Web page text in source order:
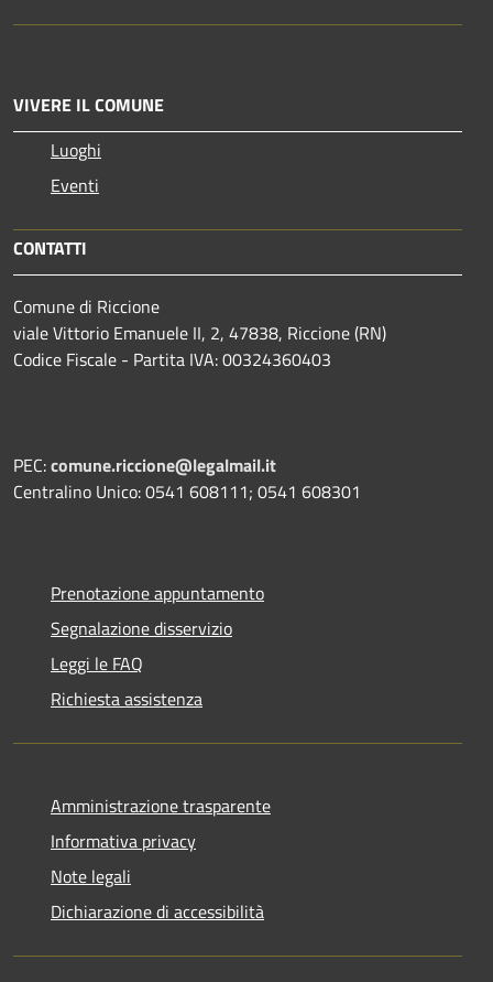
VIVERE IL COMUNE
Luoghi
Eventi
CONTATTI
Comune di Riccione
viale Vittorio Emanuele II, 2, 47838, Riccione (RN)
Codice Fiscale - Partita IVA: 00324360403
PEC:comune.riccione@legalmail.it
Centralino Unico: 0541 608111; 0541 608301
Prenotazione appuntamento
Segnalazione disservizio
Leggi le FAQ
Richiesta assistenza
Amministrazione trasparente
Informativa privacy
Note legali
Dichiarazione di accessibilità